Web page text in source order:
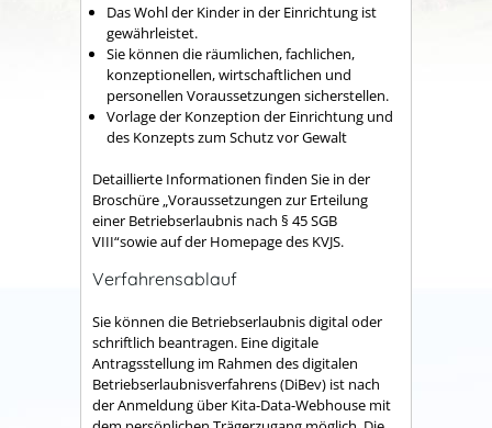
Das Wohl der Kinder in der Einrichtung ist
gewährleistet.
Sie können die räumlichen, fachlichen,
konzeptionellen, wirtschaftlichen und
personellen Voraussetzungen sicherstellen.
Vorlage der Konzeption der Einrichtung und
des Konzepts zum Schutz vor Gewalt
Detaillierte Informationen finden Sie in der
Broschüre „Voraussetzungen zur Erteilung
einer Betriebserlaubnis nach § 45 SGB
VIII“sowie auf der Homepage des KVJS.
Verfahrensablauf
Sie können die Betriebserlaubnis digital oder
schriftlich beantragen. Eine digitale
Antragsstellung im Rahmen des digitalen
Betriebserlaubnisverfahrens (DiBev) ist nach
der Anmeldung über Kita-Data-Webhouse mit